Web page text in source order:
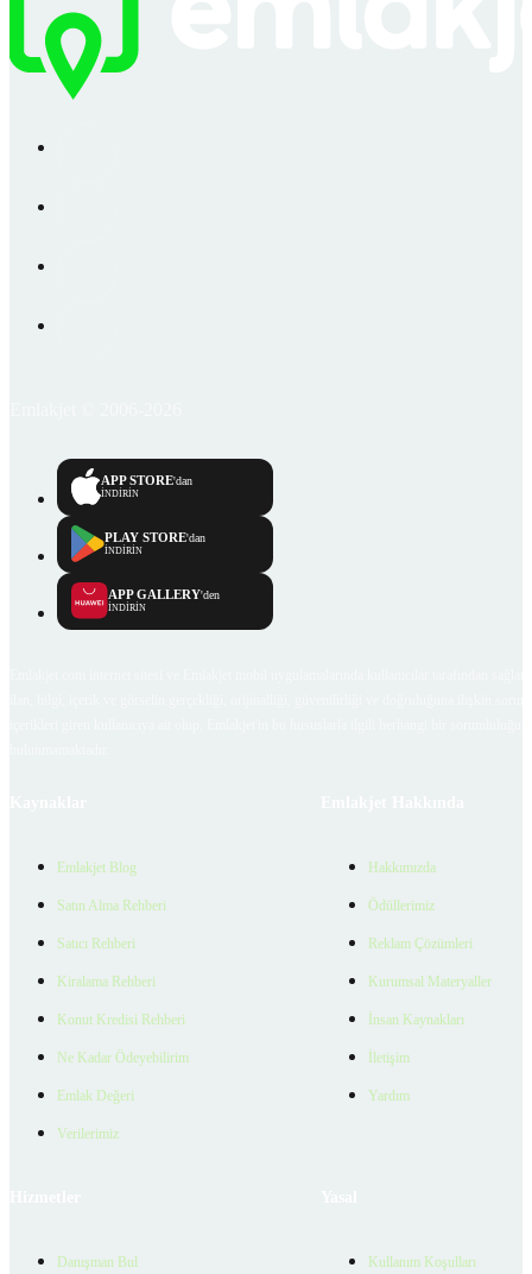
APP STORE'dan
İNDİRİN
PLAY STORE'dan
İNDİRİN
APP GALLERY'den
İNDİRİN
Emlakjet Blog
Satın Alma Rehberi
Satıcı Rehberi
Kiralama Rehberi
Konut Kredisi Rehberi
Ne Kadar Ödeyebilirim
Emlak Değeri
Verilerimiz
Hakkımızda
Ödüllerimiz
Reklam Çözümleri
Kurumsal Materyaller
İnsan Kaynakları
İletişim
Yardım
Danışman Bul Kullanım Koşulları